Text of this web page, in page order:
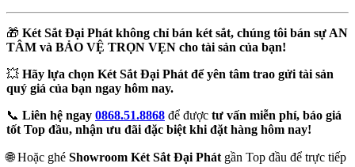
🎁 Két Sắt Đại Phát không chỉ bán két sắt, chúng tôi bán sự AN
TÂM và BẢO VỆ TRỌN VẸN cho tài sản của bạn!
💥 Hãy lựa chọn Két Sắt Đại Phát để yên tâm trao gửi tài sản
quý giá của bạn ngay hôm nay.
📞 Liên hệ ngay 0868.51.8868 để được tư vấn miễn phí, báo giá
tốt Top đầu, nhận ưu đãi đặc biệt khi đặt hàng hôm nay!
🌐 Hoặc ghé Showroom Két Sắt Đại Phátgần Top đầu để trực tiếp